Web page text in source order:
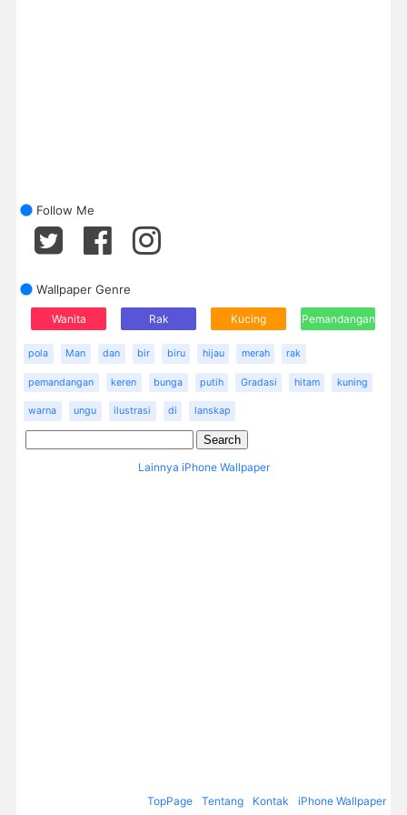
Follow Me
Wallpaper Genre
Wanita Rak Kucing Pemandangan
pola Man dan bir biru hijau merah rak
pemandangan keren bunga putih Gradasi hitam kuning
warna ungu ilustrasi di lanskap
Lainnya iPhone Wallpaper
TopPage Tentang Kontak iPhone Wallpaper